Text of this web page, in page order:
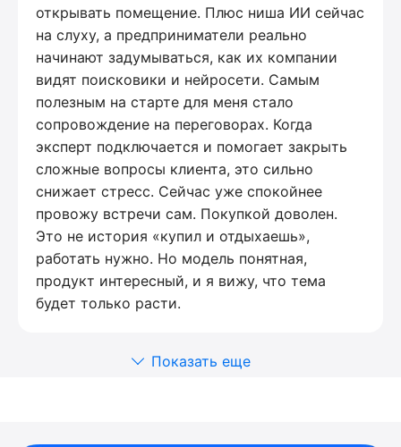
открывать помещение. Плюс ниша ИИ сейчас
на слуху, а предприниматели реально
начинают задумываться, как их компании
видят поисковики и нейросети. Самым
полезным на старте для меня стало
сопровождение на переговорах. Когда
эксперт подключается и помогает закрыть
сложные вопросы клиента, это сильно
снижает стресс. Сейчас уже спокойнее
провожу встречи сам. Покупкой доволен.
Это не история «купил и отдыхаешь»,
работать нужно. Но модель понятная,
продукт интересный, и я вижу, что тема
будет только расти.
Показать еще